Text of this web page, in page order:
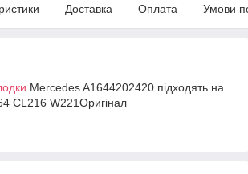
Доставка Оплата Умови
Mercedes A1644202420 підходять на
CL216 W221Оригінал